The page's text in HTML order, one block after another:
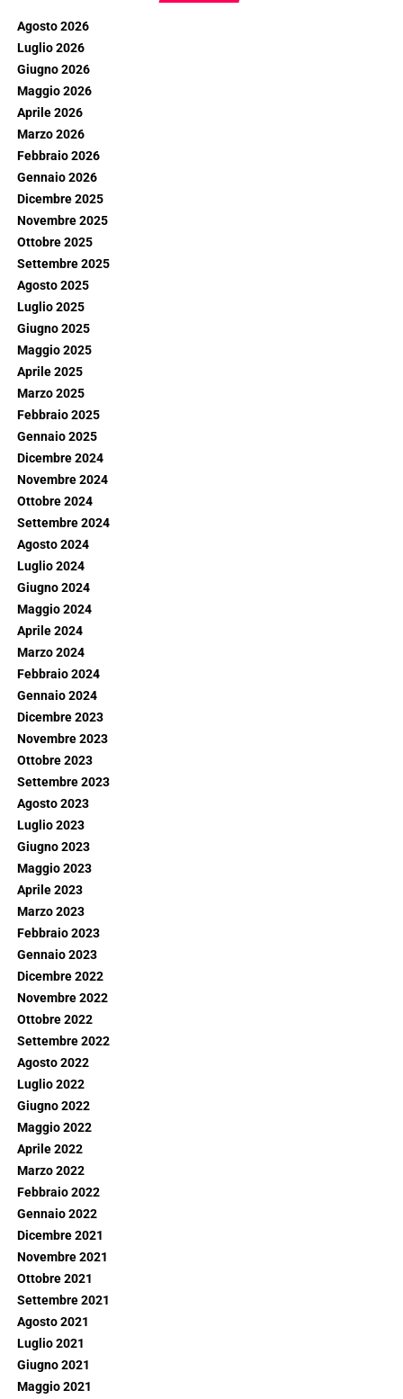
Agosto 2026
Luglio 2026
Giugno 2026
Maggio 2026
Aprile 2026
Marzo 2026
Febbraio 2026
Gennaio 2026
Dicembre 2025
Novembre 2025
Ottobre 2025
Settembre 2025
Agosto 2025
Luglio 2025
Giugno 2025
Maggio 2025
Aprile 2025
Marzo 2025
Febbraio 2025
Gennaio 2025
Dicembre 2024
Novembre 2024
Ottobre 2024
Settembre 2024
Agosto 2024
Luglio 2024
Giugno 2024
Maggio 2024
Aprile 2024
Marzo 2024
Febbraio 2024
Gennaio 2024
Dicembre 2023
Novembre 2023
Ottobre 2023
Settembre 2023
Agosto 2023
Luglio 2023
Giugno 2023
Maggio 2023
Aprile 2023
Marzo 2023
Febbraio 2023
Gennaio 2023
Dicembre 2022
Novembre 2022
Ottobre 2022
Settembre 2022
Agosto 2022
Luglio 2022
Giugno 2022
Maggio 2022
Aprile 2022
Marzo 2022
Febbraio 2022
Gennaio 2022
Dicembre 2021
Novembre 2021
Ottobre 2021
Settembre 2021
Agosto 2021
Luglio 2021
Giugno 2021
Maggio 2021